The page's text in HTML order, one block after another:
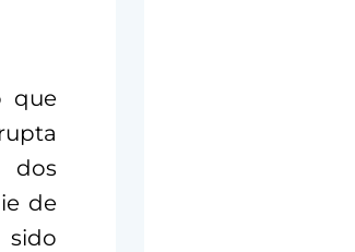
que
dos
de